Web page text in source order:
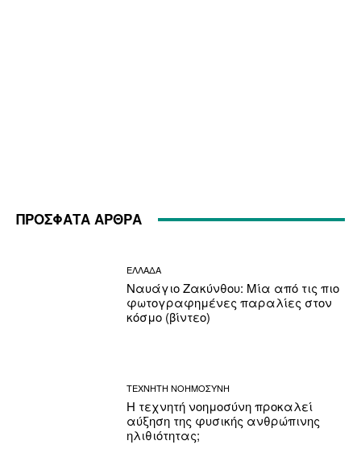
ΠΡΟΣΦΑΤΑ ΑΡΘΡΑ
ΕΛΛΑΔΑ
Ναυάγιο Ζακύνθου: Μία από τις πιο
φωτογραφημένες παραλίες στον
κόσμο (βίντεο)
ΤΕΧΝΗΤΗ ΝΟΗΜΟΣΥΝΗ
Η τεχνητή νοημοσύνη προκαλεί
αύξηση της φυσικής ανθρώπινης
ηλιθιότητας;